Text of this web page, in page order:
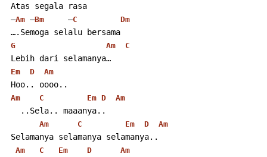
Atas segala rasa
–Am –Bm
     –
C Dm
….Semoga selalu bersama
G Am C
Lebih dari selamanya…
Em D Am
Hoo.. oooo..
Am C Em D Am
   ..Sela.. maaanya..
Am C Em D Am
Selamanya selamanya selamanya..
Am C Em D Am